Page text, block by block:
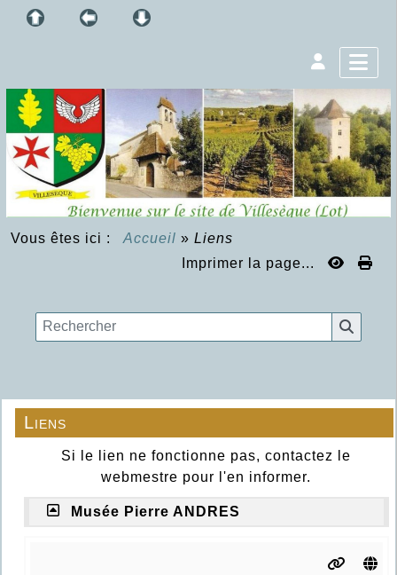
Vous êtes ici : Accueil » Liens
Imprimer la page...
Liens
Si le lien ne fonctionne pas, contactez le
webmestre pour l'en informer.
Musée Pierre ANDRES